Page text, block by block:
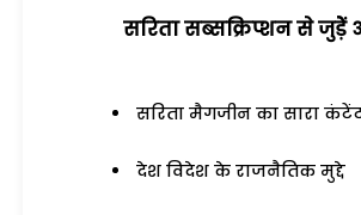
सरिता सब्सक्रिप्शन से जुड़ेें
सरिता मैगजीन का सारा
देश विदेश के राजनैतिक मुद्दे